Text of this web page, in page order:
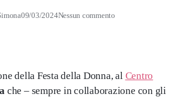
09/03/2024Nessun commento
della Festa della Donna, al Centro
che – sempre in collaborazione con gli